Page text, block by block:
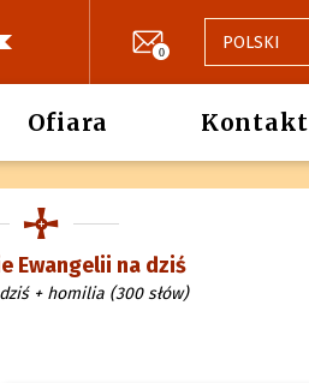
0 POLSKI
Ofiara Kontakt
Ewangelii na dziś
+ homilia (300 słów)